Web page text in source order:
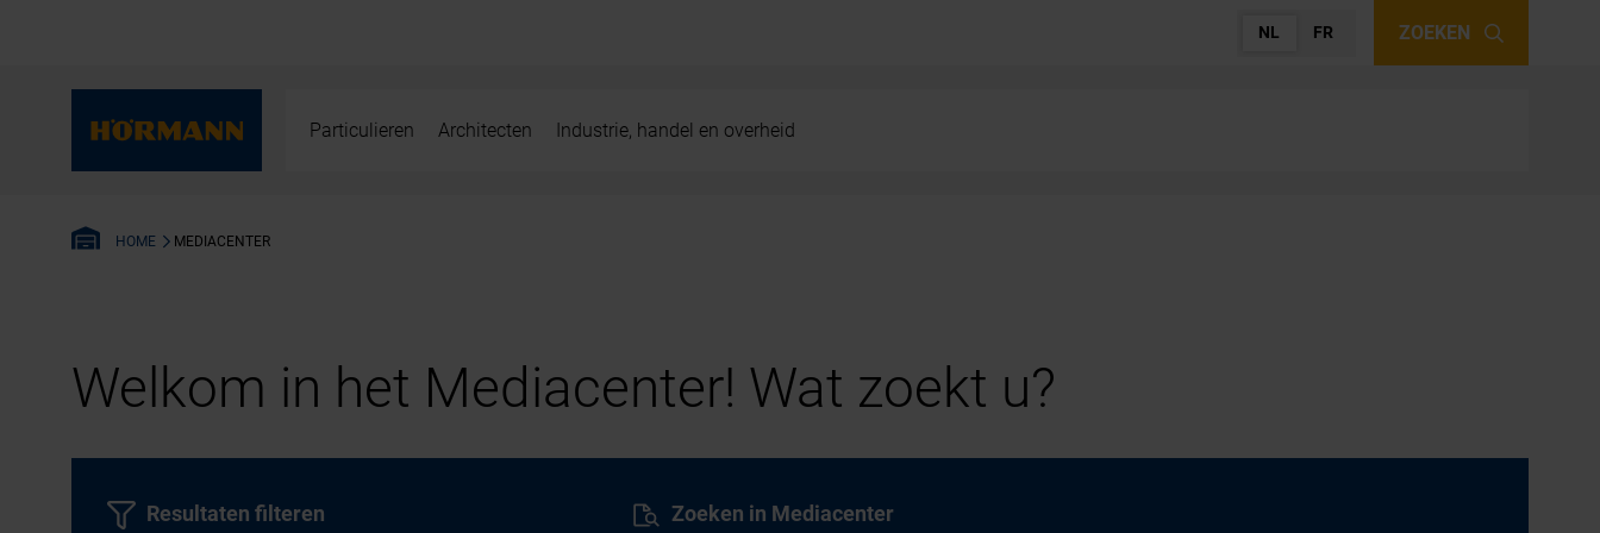
NL FR ZOEKEN
Particulieren Architecten Industrie, handel en overheid
HOME MEDIACENTER
Welkom in het Mediacenter! Wat zoekt u?
Zoeken in Mediacenter
Resultaten filteren